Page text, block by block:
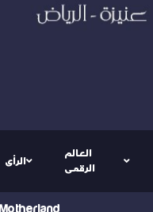
الرأى
العالم
الرقمى
Motherland